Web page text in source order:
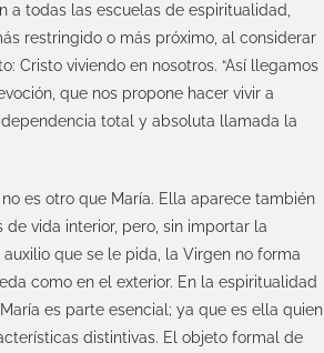
a todas las escuelas de espiritualidad,
restringido o más próximo, al considerar
Cristo viviendo en nosotros. “Así llegamos
que nos propone hacer vivir a
total y absoluta llamada la
es otro que María. Ella aparece también
vida interior, pero, sin importar la
que se le pida, la Virgen no forma
como en el exterior. En la espiritualidad
es parte esencial; ya que es ella quien
distintivas. El objeto formal de